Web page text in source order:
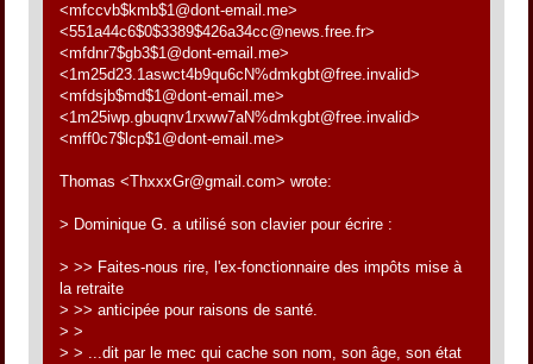
<mfccvb$kmb$1@dont-email.me>
<551a44c6$0$3389$426a34cc@news.free.fr>
<mfdnr7$gb3$1@dont-email.me>
<1m25d23.1aswct4b9qu6cN%dmkgbt@free.invalid>
<mfdsjb$md$1@dont-email.me>
<1m25iwp.gbuqnv1rxww7aN%dmkgbt@free.invalid>
<mff0c7$lcp$1@dont-email.me>
Thomas <ThxxxGr@gmail.com> wrote:
> Dominique G. a utilisé son clavier pour écrire :
> >> Faites-nous rire, l'ex-fonctionnaire des impôts mise à
la retraite
> >> anticipée pour raisons de santé.
> >
> > ...dit par le mec qui cache son nom, son âge, son état